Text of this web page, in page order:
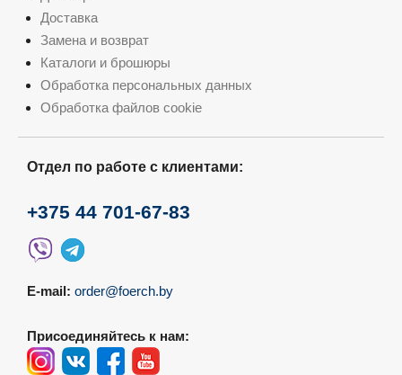
Доставка
Замена и возврат
Каталоги и брошюры
Обработка персональных данных
Обработка файлов cookie
Отдел по работе с клиентами:
+375 44 701-67-83
E-mail: order@foerch.by
Присоединяйтесь к нам: